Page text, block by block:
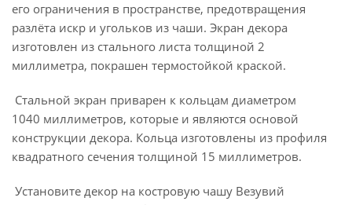
его ограничения в пространстве, предотвращения
разлёта искр и угольков из чаши. Экран декора
изготовлен из стального листа толщиной 2
миллиметра, покрашен термостойкой краской.
Стальной экран приварен к кольцам диаметром
1040 миллиметров, которые и являются основой
конструкции декора. Кольца изготовлены из профиля
квадратного сечения толщиной 15 миллиметров.
Установите декор на костровую чашу Везувий